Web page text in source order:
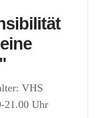
VHS
21.00 Uhr